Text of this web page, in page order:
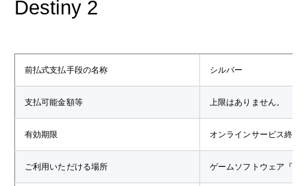
Destiny 2
前払式支払手段の名称 シルバー
支払可能金額等 上限はありません。
有効期限 オンラインサービス終了
ご利用いただける場所 ゲームソフトウェア『